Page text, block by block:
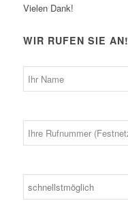
Vielen Dank!
WIR RUFEN SIE AN!